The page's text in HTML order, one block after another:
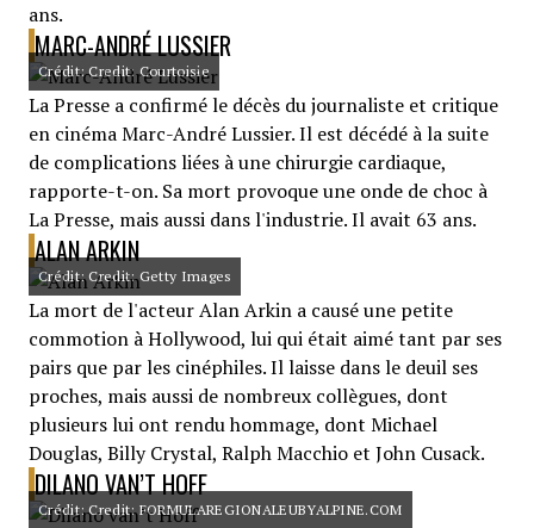
ans.
MARC-ANDRÉ LUSSIER
Crédit: Credit: Courtoisie
La Presse a confirmé le décès du journaliste et critique
en cinéma Marc-André Lussier. Il est décédé à la suite
de complications liées à une chirurgie cardiaque,
rapporte-t-on. Sa mort provoque une onde de choc à
La Presse, mais aussi dans l'industrie. Il avait 63 ans.
ALAN ARKIN
Crédit: Credit: Getty Images
La mort de l'acteur Alan Arkin a causé une petite
commotion à Hollywood, lui qui était aimé tant par ses
pairs que par les cinéphiles. Il laisse dans le deuil ses
proches, mais aussi de nombreux collègues, dont
plusieurs lui ont rendu hommage, dont Michael
Douglas, Billy Crystal, Ralph Macchio et John Cusack.
DILANO VAN’T HOFF
Crédit: Credit: FORMULAREGIONALEUBYALPINE.COM